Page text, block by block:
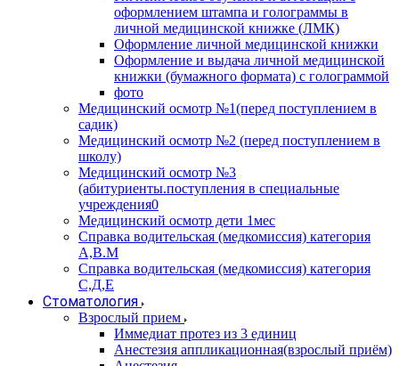
оформлением штампа и голограммы в
личной медицинской книжке (ЛМК)
Оформление личной медицинской книжки
Оформление и выдача личной медицинской
книжки (бумажного формата) с голограммой
фото
Медицинский осмотр №1(перед поступлением в
садик)
Медицинский осмотр №2 (перед поступлением в
школу)
Медицинский осмотр №3
(абитуриенты.поступления в специальные
учреждения0
Медицинский осмотр дети 1мес
Справка водительская (медкомиссия) категория
А,В.М
Справка водительская (медкомиссия) категория
С,Д,Е
Стоматология
Взрослый прием
Иммедиат протез из 3 единиц
Анестезия аппликационная(взрослый приём)